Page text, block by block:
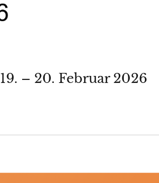
19. – 20. Februar 2026